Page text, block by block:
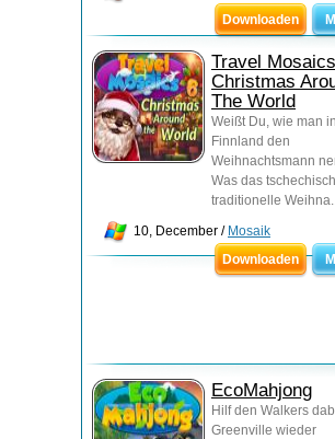
Downloaden
Travel
Christmas
The World
Weißt Du, wie man in
Finnland den
Weihnachtsmann
Was das
traditionelle
10, December / Mosaik
Downloaden
EcoMahjong
Hilf den Walkers
Greenville wieder